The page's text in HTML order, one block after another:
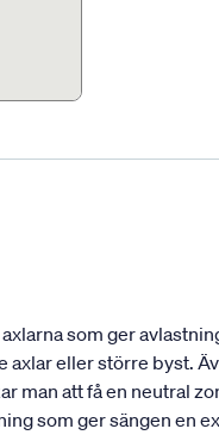
som ger
eller större byst.
man att få en neutral
som ger sängen en